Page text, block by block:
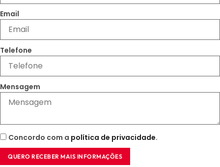
Email
Telefone
Mensagem
Concordo com a política de privacidade.
QUERO RECEBER MAIS INFORMAÇÕES